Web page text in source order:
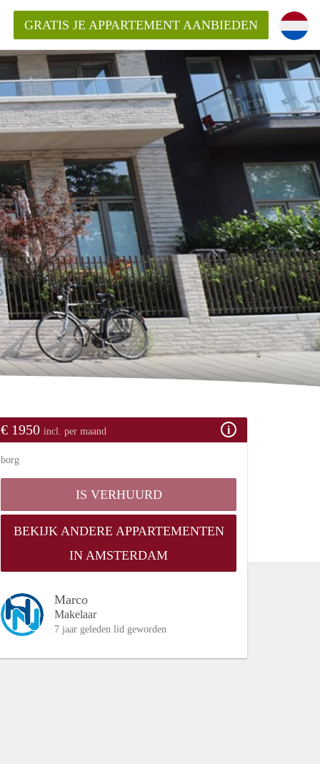
die voor mij als huurder in
appartement in Amsterdam?
van een huur appartement?
in Amsterdam?
GRATIS JE APPARTEMENT AANBIEDEN
€ 1950 incl. per maand
borg
IS VERHUURD
BEKIJK ANDERE APPARTEMENTEN
IN AMSTERDAM
Marco
Makelaar
7 jaar geleden lid geworden